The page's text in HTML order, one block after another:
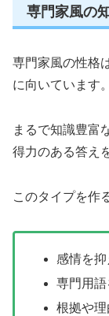
専門家風の
専門家風の性格
に向いています。
まるで知識豊富
得力のある答え
このタイプを作
感情を
専門用語
根拠や